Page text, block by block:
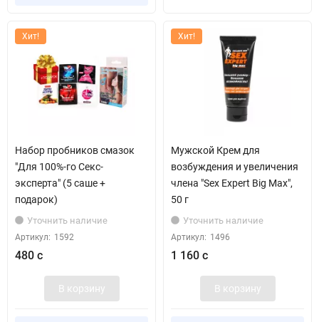
Хит!
Набор пробников смазок
"Для 100%-го Секс-
эксперта" (5 саше +
подарок)
Уточнить наличие
Артикул: 1592
480 с
В корзину
Хит!
Мужской Крем для
возбуждения и увеличения
члена "Sex Expert Big Max",
50 г
Уточнить наличие
Артикул: 1496
1 160 с
В корзину